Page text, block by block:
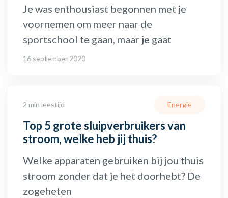
Je was enthousiast begonnen met je
voornemen om meer naar de
sportschool te gaan, maar je gaat
16 september 2020
2 min leestijd
Top 5 grote sluipverbruikers van
stroom, welke heb jij thuis?
Energie
Welke apparaten gebruiken bij jou thuis
stroom zonder dat je het doorhebt? De
zogeheten